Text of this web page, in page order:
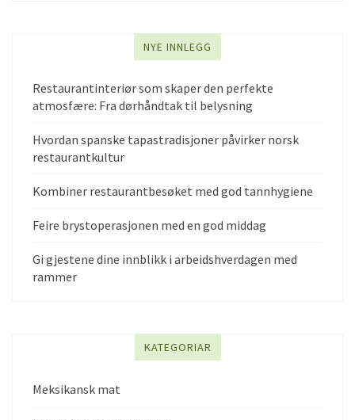
NYE INNLEGG
Restaurantinteriør som skaper den perfekte
atmosfære: Fra dørhåndtak til belysning
Hvordan spanske tapastradisjoner påvirker norsk
restaurantkultur
Kombiner restaurantbesøket med god tannhygiene
Feire brystoperasjonen med en god middag
Gi gjestene dine innblikk i arbeidshverdagen med
rammer
KATEGORIAR
Meksikansk mat